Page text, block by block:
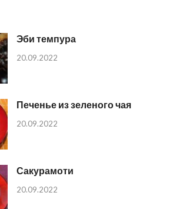
Эби темпура
20.09.2022
Печенье из зеленого чая
20.09.2022
Сакурамоти
20.09.2022